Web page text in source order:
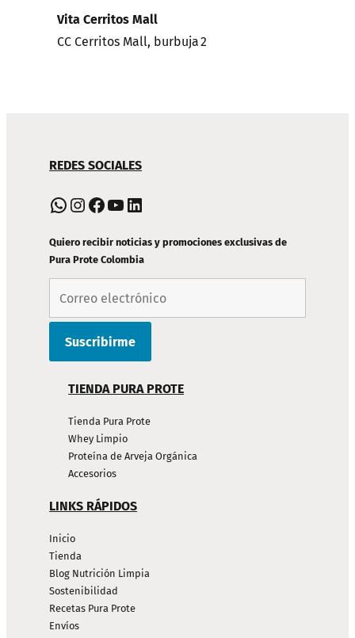
Vita Cerritos Mall
CC Cerritos Mall, burbuja 2
DE
PIE
DE
PÁGINA
REDES SOCIALES
WhatsApp Instagram Facebook YouTube LinkedIn
Quiero recibir noticias y promociones exclusivas de
Pura Prote Colombia
TIENDA PURA PROTE
Tienda Pura Prote
Whey Limpio
Proteína de Arveja Orgánica
Accesorios
LINKS RÁPIDOS
Inicio
Tienda
Blog Nutrición Limpia
Sostenibilidad
Recetas Pura Prote
Envíos